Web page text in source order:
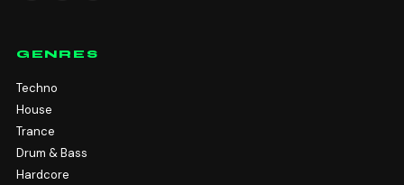
GENRES
Techno
House
Trance
Drum & Bass
Hardcore